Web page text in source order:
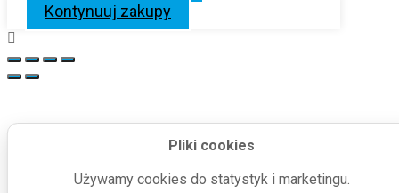
Pliki cookies
Używamy cookies do statystyk i marketingu.
Kontynuuj zakupy